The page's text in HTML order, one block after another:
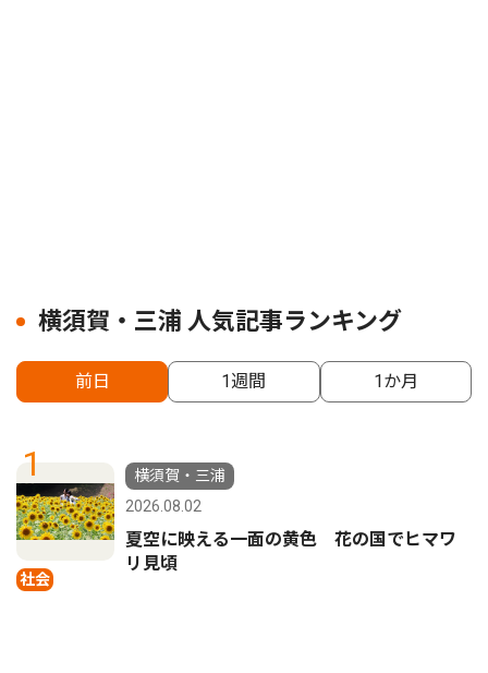
横須賀・三浦 人気記事ランキング
前日 1週間 1か月
1
社会
横須賀・三浦
2026.08.02
夏空に映える一面の黄色 花の国でヒマワ
リ見頃